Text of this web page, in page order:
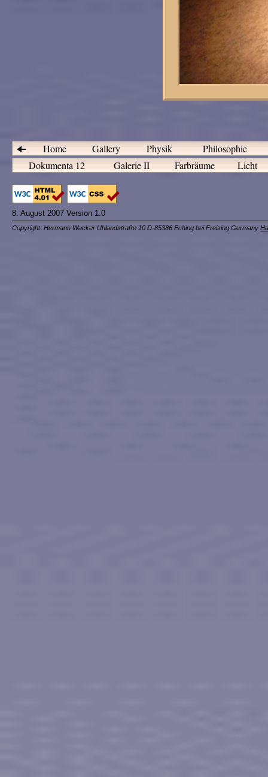
Home Gallery Physik
Philosophie
Dokumenta 12
Galerie II Farbräume Licht
8. August 2007 Version 1.0
Copyright: Hermann Wacker Uhlandstraße 10 D-85386 Eching bei Freising Germany